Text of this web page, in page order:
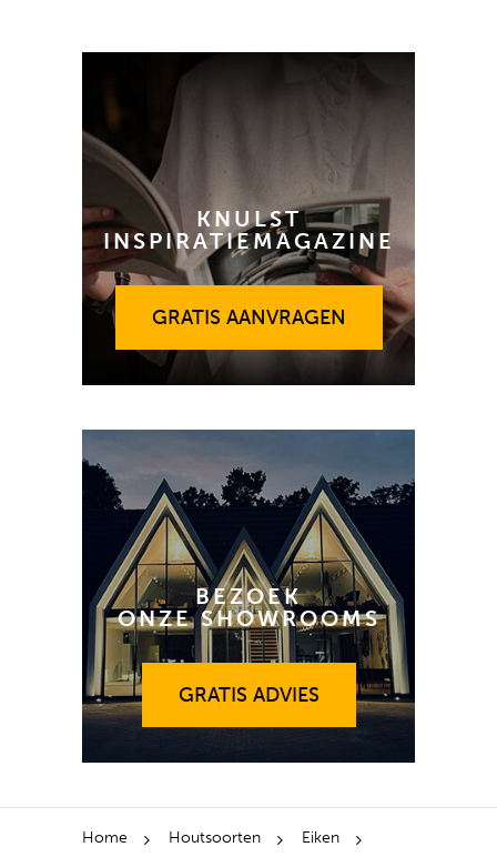
KNULST
INSPIRATIEMAGAZINE
GRATIS AANVRAGEN
GRATIS AANVRAGEN
BEZOEK
ONZE SHOWROOMS
GRATIS ADVIES
GRATIS ADVIES
Home Houtsoorten
Eiken